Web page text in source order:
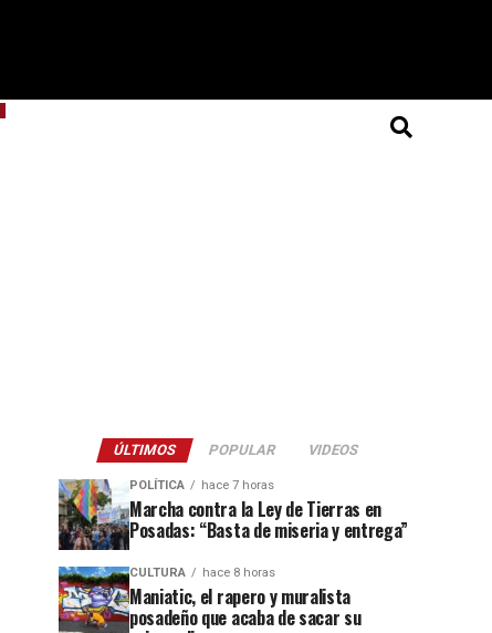
ÚLTIMOS POPULAR VIDEOS
POLÍTICA hace 7 horas
Marcha contra la Ley de Tierras en
Posadas: “Basta de miseria y entrega”
CULTURA hace 8 horas
Maniatic, el rapero y muralista
posadeño que acaba de sacar su